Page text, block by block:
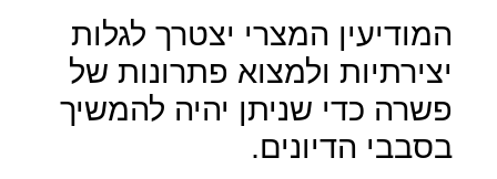
המודיעין המצרי יצטרך לגלות
יצירתיות ולמצוא פתרונות של
פשרה כדי שניתן יהיה להמשיך
בסבבי הדיונים.